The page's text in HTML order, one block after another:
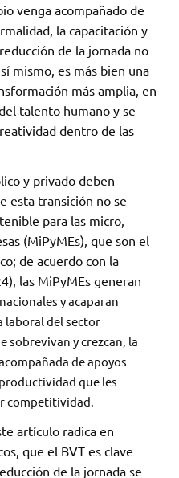
venga acompañado de
la capacitación y
de la jornada no
mismo, es más bien una
más amplia, en
talento humano y se
dentro de las
y privado deben
esta transición no se
para las micro,
(MiPyMEs), que son el
de acuerdo con la
las MiPyMEs generan
y acaparan
laboral del sector
sobrevivan y crezcan, la
de apoyos
que les
competitividad.
artículo radica en
que el BVT es clave
de la jornada se